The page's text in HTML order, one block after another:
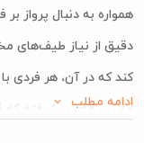
همواره به دنبال پرواز
دقیق از نیاز طیف‌های
کند که در آن، هر فردی با
مادربردهای پیشرفته
ادامه مطلب